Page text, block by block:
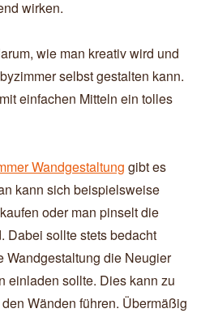
wirken.
wie man kreativ wird und
selbst gestalten kann.
einfachen Mitteln ein tolles
Wandgestaltung gibt es
kann sich beispielsweise
oder man pinselt die
Dabei sollte stets bedacht
Wandgestaltung die Neugier
einladen sollte. Dies kann zu
Wänden führen. Übermäßig